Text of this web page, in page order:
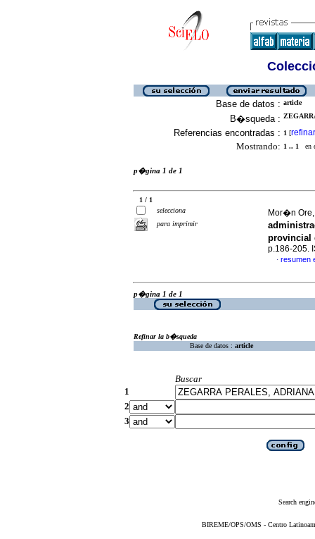
Base de datos : article
B�squeda :
Referencias encontradas : 1 [refinar
Mostrando: 1 .. 1 en
p�gina 1 de 1
1 / 1
selecciona
para imprimir
Mor�n
p.186-205.
· resumen
p�gina 1 de 1
Refinar la b�squeda
Base de datos : article
Buscar
1
2
3
Search
BIREME/OPS/OMS - Centro